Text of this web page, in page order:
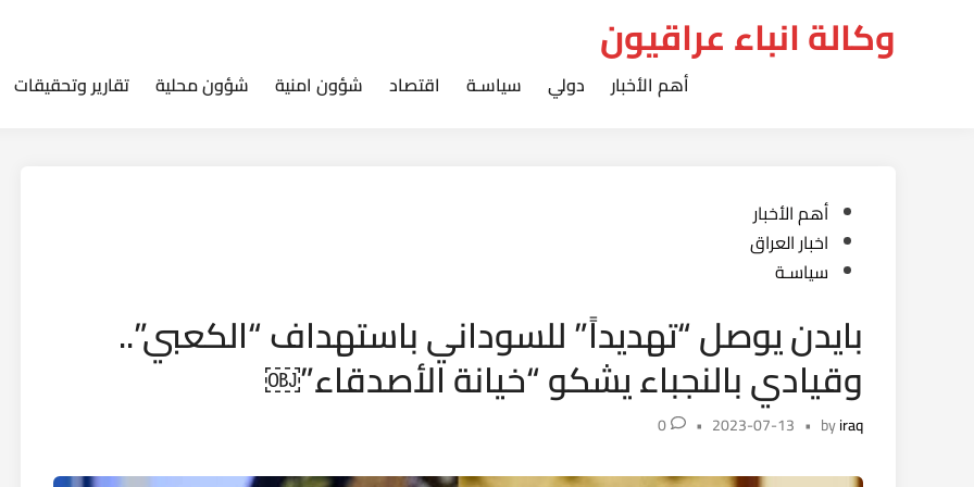
وكالة انباء عراقيون
أهم الأخبار دولي سياسـة اقتصاد شؤون امنية شؤون محلية تقارير وتحقيقات
Posted
in
أهم الأخبار
اخبار العراق
سياسـة
بايدن يوصل “تهديداً” للسوداني باستهداف “الكعبي”..
وقيادي بالنجباء يشكو “خيانة الأصدقاء”￼
byiraq
•
2023-07-13
•
0